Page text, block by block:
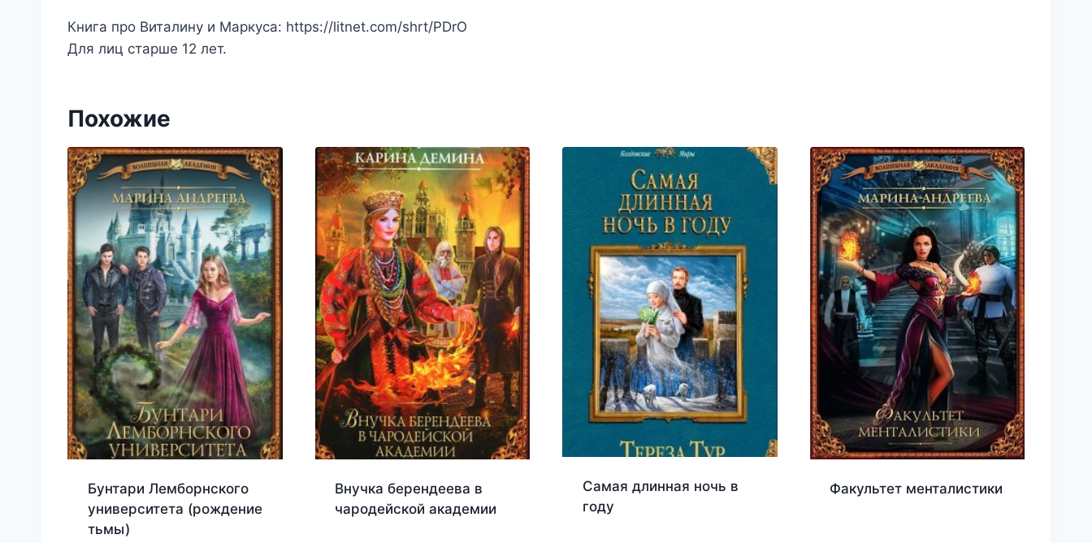
Книга про Виталину и Маркуса: https://litnet.com/shrt/PDrO
Для лиц старше 12 лет.
Похожие
Бунтари Лемборнского
университета (рождение
тьмы)
Внучка берендеева в
чародейской академии
Самая длинная ночь в
году
Факультет менталистики